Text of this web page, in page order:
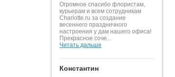
Огромное спасибо флористам,
курьерам и всем сотрудникам
Charlotte.ru за создание
весеннего праздничного
настроения у дам нашего офиса!
Прекрасное соче...
Читать дальше
Константин